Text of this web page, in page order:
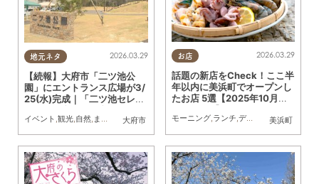
地元ネタ
大府市
2026.03.29
【続報】大府市「二ツ池公
園」にエントランス広場が3/
25(水)完成｜「二ツ池セレト
ナ」との利用が便利に
イベント ,観光,自然, まちネタ ,季節ネタ KURUTOHP,公園
お店
美浜町
2026.03.29
話題の新店をCheck！ここ半
年以内に美浜町でオープンし
たお店 5選【2025年10月～2
モーニング,ランチ,ディナー ,アルコール